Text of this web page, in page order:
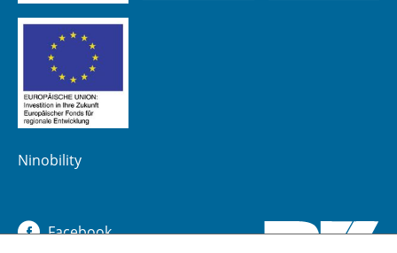
Ninobility
Facebook